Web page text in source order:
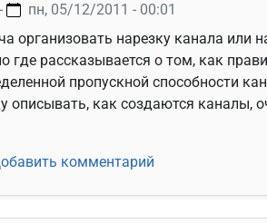
-
пн, 05/12/2011 - 00:01
организовать нарезку канала или
где рассказывается о том, как
пропускной способности
описывать, как создаются каналы,
про dummynet (ipfw)
комментарий